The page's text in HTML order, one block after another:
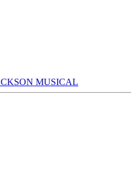
MUSICAL